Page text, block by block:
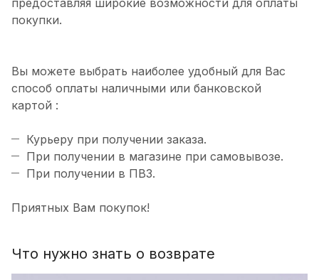
предоставляя широкие возможности для оплаты
покупки.
Вы можете выбрать наиболее удобный для Вас
способ оплаты наличными или банковской
картой :
Курьеру при получении заказа.
При получении в магазине при самовывозе.
При получении в ПВЗ.
Приятных Вам покупок!
Что нужно знать о возврате